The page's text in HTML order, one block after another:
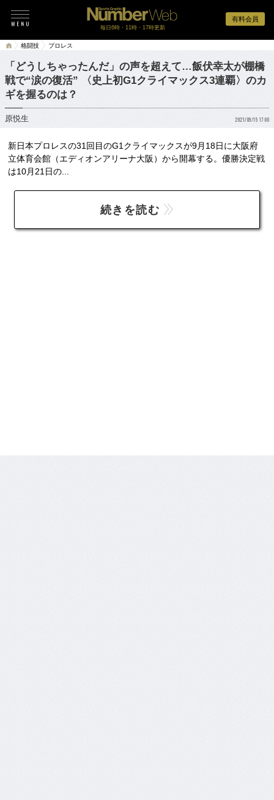
有料会員
毎日6時・11時・17時更新
格闘技 プロレス
「どうしちゃったんだ」の声を超えて…飯伏幸太が棚橋
戦で“涙の復活” 〈史上初G1クライマックス3連覇〉のカ
ギを握るのは？
原悦生 2021/09/15 17:00
新日本プロレスの31回目のG1クライマックスが9月18日に大阪府
立体育会館（エディオンアリーナ大阪）から開幕する。優勝決定戦
は10月21日の...
続きを読む